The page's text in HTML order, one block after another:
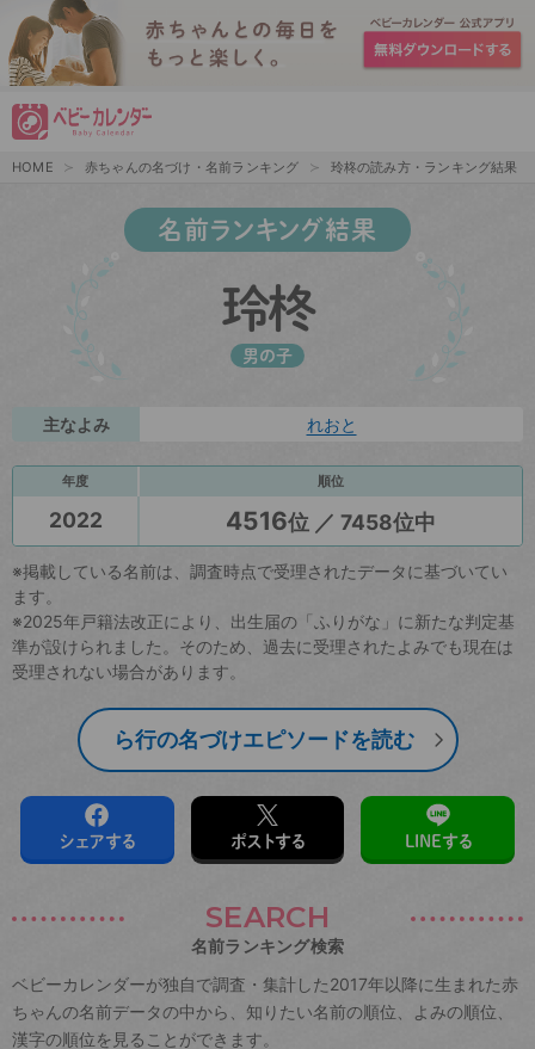
HOME 赤ちゃんの名づけ・名前ランキング 玲柊の読み方・ランキング結果
名前ランキング結果
玲柊
男の子
主なよみ れおと
年度 順位
2022 4516位 ／ 7458位中
※掲載している名前は、調査時点で受理されたデータに基づいてい
ます。
※2025年戸籍法改正により、出生届の「ふりがな」に新たな判定基
準が設けられました。そのため、過去に受理されたよみでも現在は
受理されない場合があります。
ら行の名づけエピソードを読む
シェアする ポストする LINEする
SEARCH
名前ランキング検索
ベビーカレンダーが独自で調査・集計した2017年以降に生まれた赤
ちゃんの名前データの中から、知りたい名前の順位、よみの順位、
漢字の順位を見ることができます。